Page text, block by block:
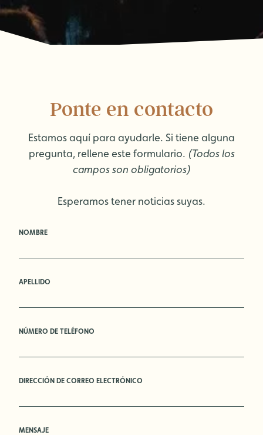
Ponte en contacto
Estamos aquí para ayudarle. Si tiene alguna
pregunta, rellene este formulario. (Todos los
campos son obligatorios)
Esperamos tener noticias suyas.
NOMBRE
APELLIDO
NÚMERO DE TELÉFONO
DIRECCIÓN DE CORREO ELECTRÓNICO
MENSAJE